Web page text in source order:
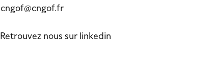
cngof@cngof.fr
Retrouvez nous sur linkedin